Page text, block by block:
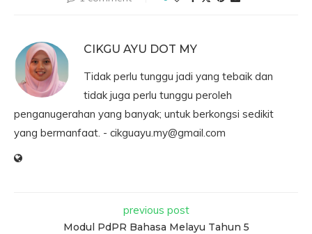
CIKGU AYU DOT MY
Tidak perlu tunggu jadi yang tebaik dan
tidak juga perlu tunggu peroleh
penganugerahan yang banyak; untuk berkongsi sedikit
yang bermanfaat. - cikguayu.my@gmail.com
previous post
Modul PdPR Bahasa Melayu Tahun 5